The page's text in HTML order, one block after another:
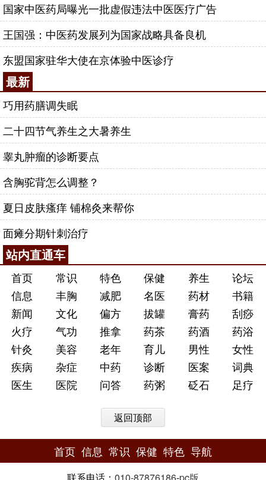
国家中医药局曝光一批虚假违法中医医疗广告
王国强：中医药发展列为国家战略具备良机
东盟国家驻华大使在京体验中医诊疗
最新
巧用药膳调失眠
二十四节气养生之大暑养生
睾丸肿瘤的诊断要点
含胸驼背怎么调整？
夏日皮肤瘙痒 铺棉灸来帮你
面瘫分期针刺治疗
站内直通车
首页 常识 特色 保健 养生
论坛
信息
丰胸 减肥 名医 药材
书籍
新闻
文化 偏方 拔罐 膏药
刮痧
火疗
气功 推拿 药茶 药酒
药浴
针灸
美容 老年 育儿 男性
女性
疾病
杂症 中药 诊断 医案
词典
医生
医院 问答 药粥 砭石 足疗
返回顶部
首页 信息 常识 保健 特色 导航